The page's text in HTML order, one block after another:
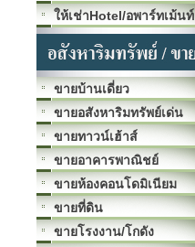
ให้เช่าHotel/อพาร์ทเม้นท์
ขายบ้านเดี่ยว
ขายอสังหาริมทรัพย์เด่น
ขายทาวน์เฮ้าส์
ขายอาคารพาณิชย์
ขายห้องคอนโดมิเนียม
ขายที่ดิน
ขายโรงงาน/โกดัง